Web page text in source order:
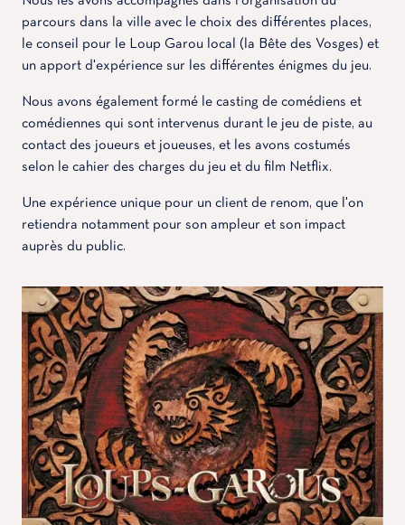
parcours dans la ville avec le choix des différentes places,
le conseil pour le Loup Garou local (la Bête des Vosges) et
un apport d'expérience sur les différentes énigmes du jeu.
Nous avons également formé le casting de comédiens et
comédiennes qui sont intervenus durant le jeu de piste, au
contact des joueurs et joueuses, et les avons costumés
selon le cahier des charges du jeu et du film Netflix.
Une expérience unique pour un client de renom, que l'on
retiendra notamment pour son ampleur et son impact
auprès du public.